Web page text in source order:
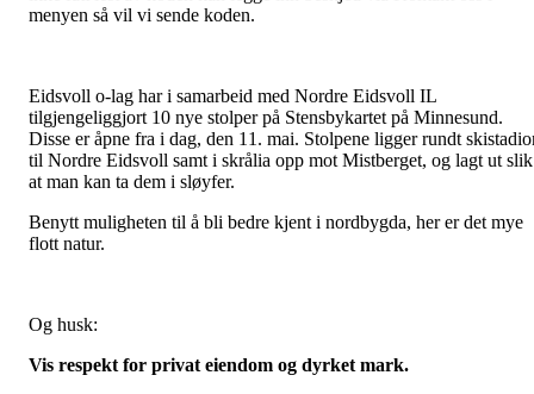
menyen så vil vi sende koden.
Eidsvoll o-lag har i samarbeid med Nordre Eidsvoll IL
tilgjengeliggjort 10 nye stolper på Stensbykartet på Minnesund.
Disse er åpne fra i dag, den 11. mai. Stolpene ligger rundt
til Nordre Eidsvoll samt i skrålia opp mot Mistberget, og lagt ut slik
at man kan ta dem i sløyfer.
Benytt muligheten til å bli bedre kjent i nordbygda, her er det mye
flott natur.
Og husk:
Vis respekt for privat eiendom og dyrket mark.